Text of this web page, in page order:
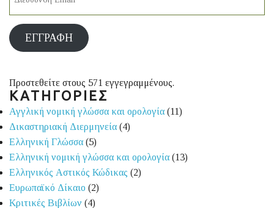
ΕΓΓΡΑΦΉ
Προστεθείτε στους 571 εγγεγραμμένους.
ΚΑΤΗΓΟΡΙΕΣ
Αγγλική νομική γλώσσα και ορολογία (11)
Δικαστηριακή Διερμηνεία (4)
Ελληνική Γλώσσα (5)
Ελληνική νομική γλώσσα και ορολογία (13)
Ελληνικός Αστικός Κώδικας (2)
Ευρωπαϊκό Δίκαιο (2)
Κριτικές Βιβλίων (4)